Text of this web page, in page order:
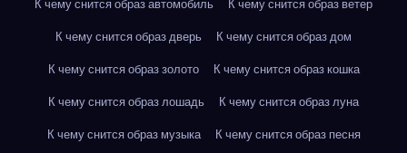
К чему снится образ автомобиль
К чему снится образ ветер
К чему снится образ дверь
К чему снится образ дом
К чему снится образ золото
К чему снится образ кошка
К чему снится образ лошадь
К чему снится образ луна
К чему снится образ музыка
К чему снится образ песня